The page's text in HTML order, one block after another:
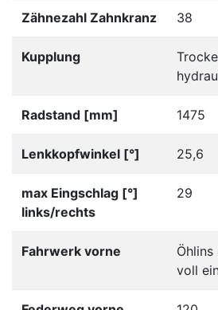
Zähnezahl Zahnkranz 38
Kupplung
Radstand [mm] 1475
Lenkkopfwinkel [°] 25,6
max Eingschlag [°]
links/rechts
29
Fahrwerk vorne
voll